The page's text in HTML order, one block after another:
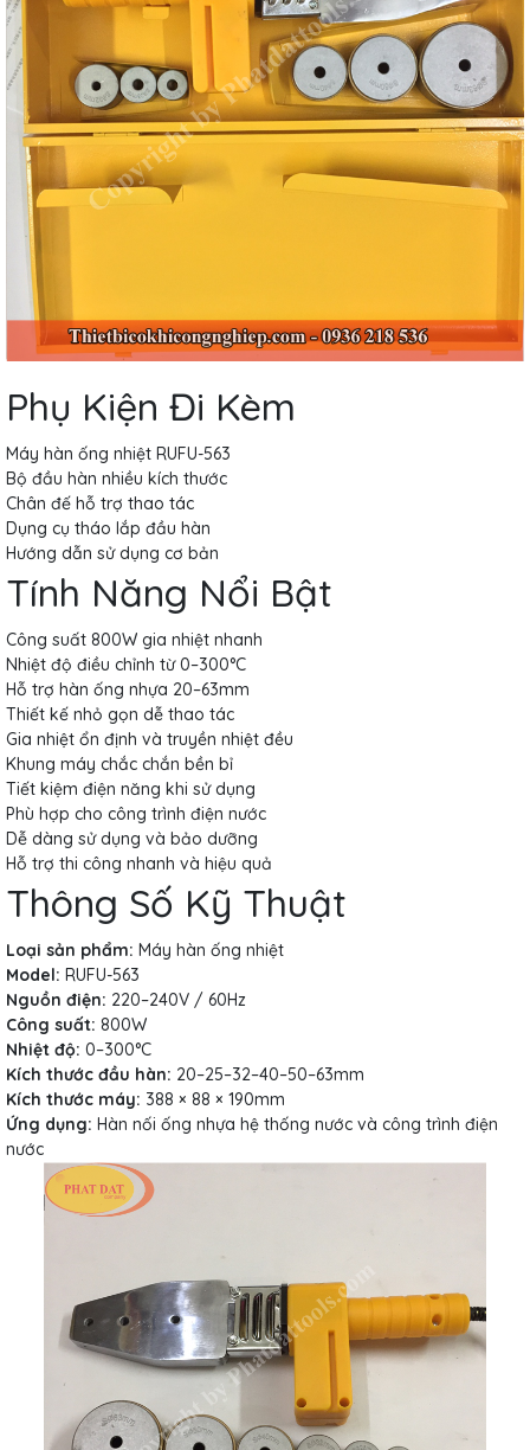
Phụ Kiện Đi Kèm
Máy hàn ống nhiệt RUFU-563
Bộ đầu hàn nhiều kích thước
Chân đế hỗ trợ thao tác
Dụng cụ tháo lắp đầu hàn
Hướng dẫn sử dụng cơ bản
Tính Năng Nổi Bật
Công suất 800W gia nhiệt nhanh
Nhiệt độ điều chỉnh từ 0–300°C
Hỗ trợ hàn ống nhựa 20–63mm
Thiết kế nhỏ gọn dễ thao tác
Gia nhiệt ổn định và truyền nhiệt đều
Khung máy chắc chắn bền bỉ
Tiết kiệm điện năng khi sử dụng
Phù hợp cho công trình điện nước
Dễ dàng sử dụng và bảo dưỡng
Hỗ trợ thi công nhanh và hiệu quả
Thông Số Kỹ Thuật
Loại sản phẩm: Máy hàn ống nhiệt
Model: RUFU-563
Nguồn điện: 220–240V / 60Hz
Công suất: 800W
Nhiệt độ: 0–300°C
Kích thước đầu hàn: 20–25–32–40–50–63mm
Kích thước máy: 388 × 88 × 190mm
Ứng dụng: Hàn nối ống nhựa hệ thống nước và công trình điện
nước